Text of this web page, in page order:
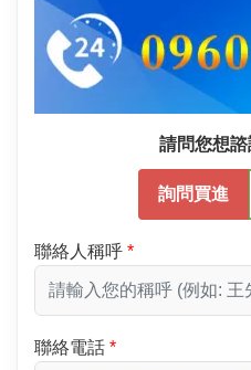
請問您想諮
詢問買進
聯絡人稱呼
聯絡電話